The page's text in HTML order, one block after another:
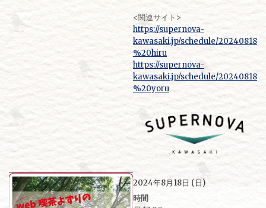
<関連サイト>
https://supernova-
kawasaki.jp/schedule/20240818
%20hiru
https://supernova-
kawasaki.jp/schedule/20240818
%20yoru
2024年8月18日 (日)
時間